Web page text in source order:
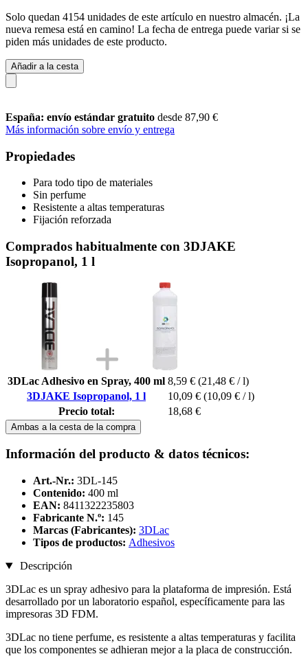
Solo quedan 4154 unidades de este artículo en nuestro almacén. ¡La
nueva remesa está en camino! La fecha de entrega puede variar si se
piden más unidades de este producto.
Añadir a la cesta
España: envío estándar gratuito desde 87,90 €
Más información sobre envío y entrega
Propiedades
Para todo tipo de materiales
Sin perfume
Resistente a altas temperaturas
Fijación reforzada
Comprados habitualmente con 3DJAKE
Isopropanol, 1 l
3DLac Adhesivo en Spray, 400 ml 8,59 € (21,48 € / l)
3DJAKE Isopropanol, 1 l
10,09 € (10,09 € / l)
Precio total:
18,68 €
Ambas a la cesta de la compra
Información del producto & datos técnicos:
Art.-Nr.: 3DL-145
Contenido: 400 ml
EAN: 8411322235803
Fabricante N.º: 145
Marcas (Fabricantes): 3DLac
Tipos de productos: Adhesivos
Descripción
3DLac es un spray adhesivo para la plataforma de impresión. Está
desarrollado por un laboratorio español, específicamente para las
impresoras 3D FDM.
3DLac no tiene perfume, es resistente a altas temperaturas y facilita
que los componentes se adhieran mejor a la placa de construcción.